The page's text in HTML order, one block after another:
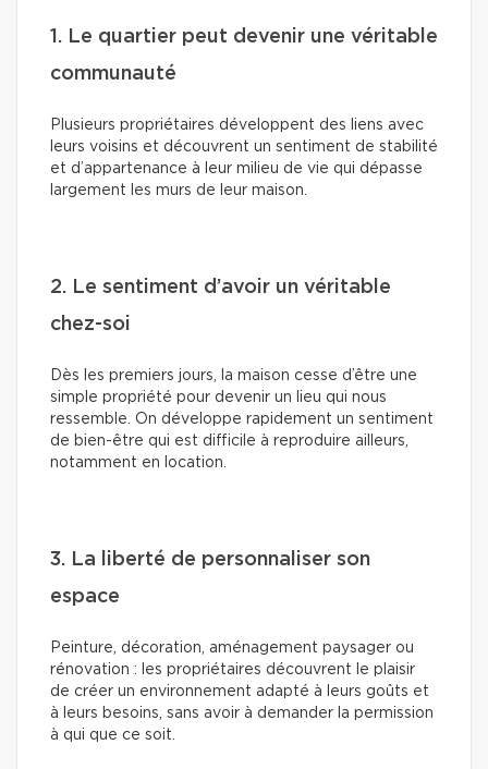
1. Le quartier peut devenir une véritable
communauté
Plusieurs propriétaires développent des liens avec
leurs voisins et découvrent un sentiment de stabilité
et d’appartenance à leur milieu de vie qui dépasse
largement les murs de leur maison.
2. Le sentiment d’avoir un véritable
chez-soi
Dès les premiers jours, la maison cesse d’être une
simple propriété pour devenir un lieu qui nous
ressemble. On développe rapidement un sentiment
de bien-être qui est difficile à reproduire ailleurs,
notamment en location.
3. La liberté de personnaliser son
espace
Peinture, décoration, aménagement paysager ou
rénovation : les propriétaires découvrent le plaisir
de créer un environnement adapté à leurs goûts et
à leurs besoins, sans avoir à demander la permission
à qui que ce soit.